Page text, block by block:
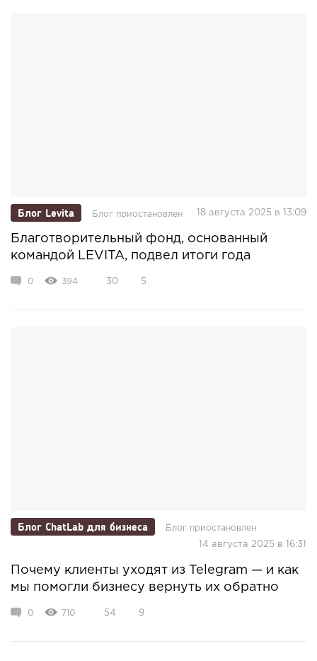
Блог Levita Блог приостановлен 18 августа 2025 в 13:09
Благотворительный фонд, основанный
командой LEVITA, подвел итоги года
0 394 30 5
Блог ChatLab для бизнеса Блог приостановлен
14 августа 2025 в 16:31
Почему клиенты уходят из Telegram — и как
мы помогли бизнесу вернуть их обратно
0 710 54 9